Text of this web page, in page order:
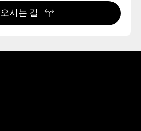
오시는 길